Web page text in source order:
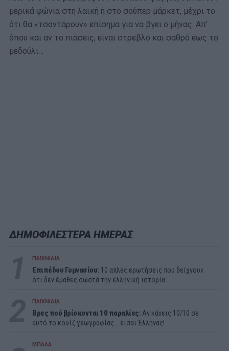
μερικά ψώνια στη λαϊκή ή στο σούπερ μάρκετ, μέχρι το
ότι θα «τσοντάρουν» επίσημα για να βγει ο μήνας. Απ’
όπου και αν το πιάσεις, είναι στρεβλό και σαθρό έως το
μεδούλι…
ΔΗΜΟΦΙΛΕΣΤΕΡΑ ΗΜΕΡΑΣ
ΠΑΙΧΝΙΔΙΑ
Επιπέδου Γυμνασίου: 10 απλές ερωτήσεις που δείχνουν
ότι δεν έμαθες σωστά την ελληνική ιστορία
ΠΑΙΧΝΙΔΙΑ
Βρες πού βρίσκονται 10 παραλίες: Αν κάνεις 10/10 σε
αυτό το κουίζ γεωγραφίας... είσαι Έλληνας!
ΜΠΑΛΑ